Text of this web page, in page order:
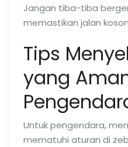
Jangan tiba-tiba
memastikan jalan
Tips
yang
Untuk pengendara,
mematuhi aturan di